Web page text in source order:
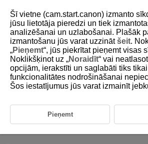
D238-019
Attēla stila failu izmantošana
Stilu reģistrēšana un izmantošana kamerā
Stilu izmantošana programmā DPP
Varat reģistrēt saglabātos attēla stila failus savā
Šī vietne (cam.start.canon) izmanto
jūsu lietotāja pieredzi un tiek
analizēšanai un uzlabošanai. Plašāk
izmantošanu jūs varat uzzinātšeit.
„Pieņemt“, jūs piekrītat pieņemt visas
Noklikšķinot uz „Noraidīt“ vai
opcijām, ierakstīti un saglabāti tiks
funkcionalitātes nodrošināšanai
Šos iestatījumus jūs varat izmainīt
Pieņemt